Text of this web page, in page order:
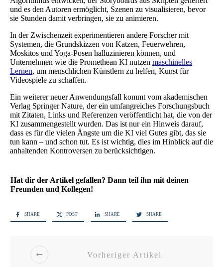
und es den Autoren ermöglicht, Szenen zu visualisieren, bevor
sie Stunden damit verbringen, sie zu animieren.
In der Zwischenzeit experimentieren andere Forscher mit
Systemen, die Grundskizzen von Katzen, Feuerwehren,
Moskitos und Yoga-Posen halluzinieren können, und
Unternehmen wie die Promethean KI nutzen maschinelles
Lernen, um menschlichen Künstlern zu helfen, Kunst für
Videospiele zu schaffen.
Ein weiterer neuer Anwendungsfall kommt vom akademischen
Verlag Springer Nature, der ein umfangreiches Forschungsbuch
mit Zitaten, Links und Referenzen veröffentlicht hat, die von der
KI zusammengestellt wurden. Das ist nur ein Hinweis darauf,
dass es für die vielen Ängste um die KI viel Gutes gibt, das sie
tun kann – und schon tut. Es ist wichtig, dies im Hinblick auf die
anhaltenden Kontroversen zu berücksichtigen.
Hat dir der Artikel gefallen? Dann teil ihn mit deinen
Freunden und Kollegen!
SHARE POST SHARE SHARE
Vorheriger Artikel